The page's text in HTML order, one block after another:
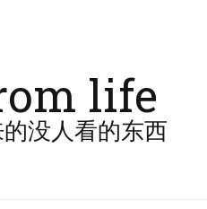
life
没人看的东西